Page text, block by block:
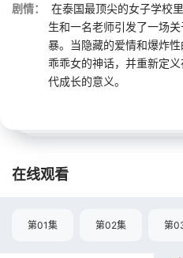
剧情：
在泰国最顶尖的女子学校
生和一名老师引发了一场
暴。当隐藏的爱情和爆炸
乖乖女的神话，并重新定
代成长的意义。
在线观看
第01集 第02集 第